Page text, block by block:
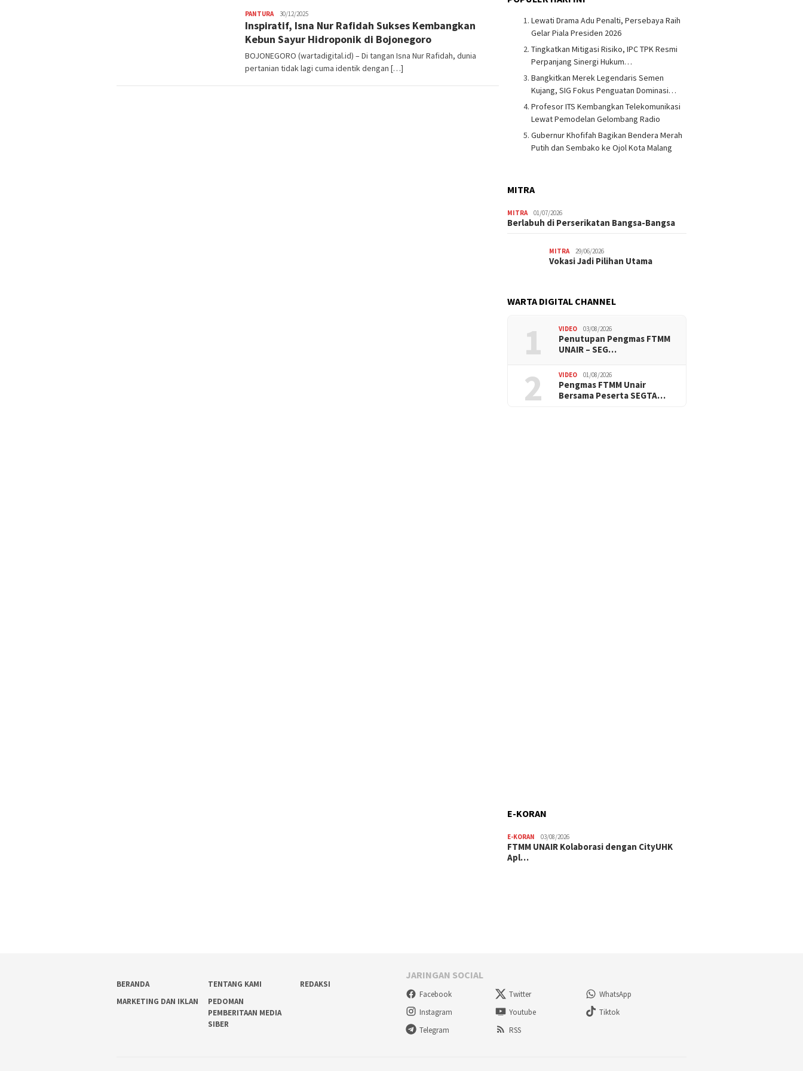
PANTURAAdmin
Warta
Digital
30/12/2025
Inspiratif, Isna Nur Rafidah Sukses Kembangkan
Kebun Sayur Hidroponik di Bojonegoro
BOJONEGORO (wartadigital.id) – Di tangan Isna Nur Rafidah, dunia
pertanian tidak lagi cuma identik dengan […]
Lewati Drama Adu Penalti, Persebaya Raih
Gelar Piala Presiden 2026
Tingkatkan Mitigasi Risiko, IPC TPK Resmi
Perpanjang Sinergi Hukum…
Bangkitkan Merek Legendaris Semen
Kujang, SIG Fokus Penguatan Dominasi…
Profesor ITS Kembangkan Telekomunikasi
Lewat Pemodelan Gelombang Radio
Gubernur Khofifah Bagikan Bendera Merah
Putih dan Sembako ke Ojol Kota Malang
MITRA
MITRA 01/07/2026
Berlabuh di Perserikatan Bangsa-Bangsa
MITRA 29/06/2026
Vokasi Jadi Pilihan Utama
WARTA DIGITAL CHANNEL
1 VIDEO 03/08/2026
Penutupan Pengmas FTMM
UNAIR – SEG…
2 VIDEO 01/08/2026
Pengmas FTMM Unair
Bersama Peserta SEGTA…
E-KORAN
E-KORAN 03/08/2026
FTMM UNAIR Kolaborasi dengan CityUHK
Apl…
BERANDA TENTANG KAMI
REDAKSI
MARKETING DAN IKLAN
PEDOMAN
PEMBERITAAN MEDIA
SIBER
JARINGAN SOCIAL
Facebook Twitter
WhatsApp
Instagram
Youtube
Tiktok
Telegram
RSS